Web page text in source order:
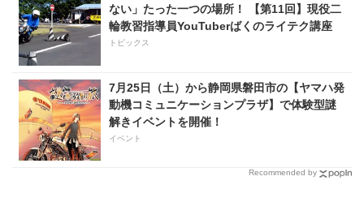
ない」たった一つの場所！ 【第11回】現役二
輪教習指導員YouTuberばくのライテク講座
トピックス
7月25日（土）から静岡県磐田市の【ヤマハ発
動機コミュニケーションプラザ】で体験型謎
解きイベントを開催！
イベント
Recommended by